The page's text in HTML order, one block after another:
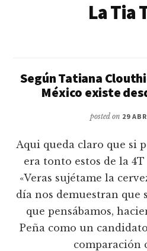
La Tia
Según Tatiana
México existe
posted on 29
Aqui queda claro que si
era tonto estos de la
«Veras sujétame la
día nos demuestran que
que pensábamos,
Peña como un
comparación